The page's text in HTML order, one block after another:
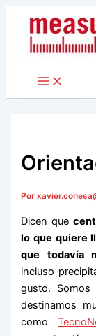
contenido
Por
Dicen que
lo que quiere
que todavía
incluso
gusto.
destinamos
como